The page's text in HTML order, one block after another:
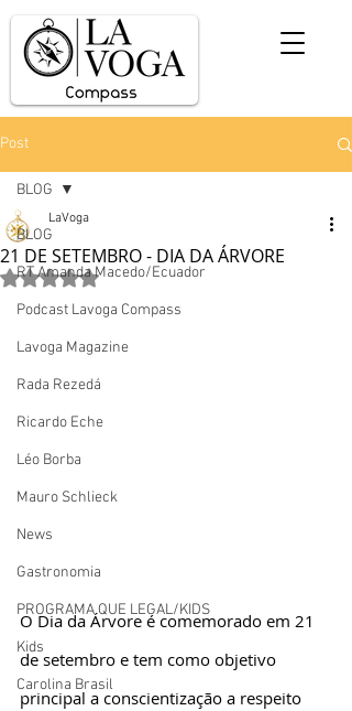
Post
BLOG
RT Amanda Macedo/Ecuador
Podcast Lavoga Compass
Lavoga Magazine
Rada Rezedá
Ricardo Eche
Léo Borba
Mauro Schlieck
News
Gastronomia
PROGRAMA QUE LEGAL/KIDS
Kids
Carolina Brasil
BLOG
21 DE SETEMBRO - DIA DA ÁRVORE
LaVoga
Avaliado com NaN de 5 estrelas.
O Dia da Árvore é comemorado em 21
de setembro e tem como objetivo
principal a conscientização a respeito